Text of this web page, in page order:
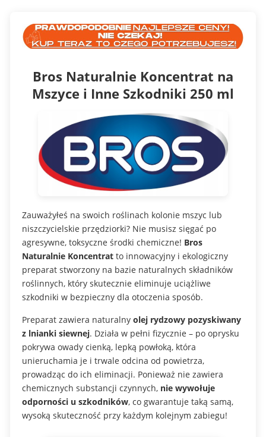
Bros Naturalnie Koncentrat na
Mszyce i Inne Szkodniki 250 ml
Zauważyłeś na swoich roślinach kolonie mszyc lub
niszczycielskie przędziorki? Nie musisz sięgać po
agresywne, toksyczne środki chemiczne! Bros
Naturalnie Koncentratto innowacyjny i ekologiczny
preparat stworzony na bazie naturalnych składników
roślinnych, który skutecznie eliminuje uciążliwe
szkodniki w bezpieczny dla otoczenia sposób.
Preparat zawiera naturalny olej rydzowy pozyskiwany
z lnianki siewnej. Działa w pełni fizycznie – po oprysku
pokrywa owady cienką, lepką powłoką, która
unieruchamia je i trwale odcina od powietrza,
prowadząc do ich eliminacji. Ponieważ nie zawiera
chemicznych substancji czynnych, nie wywołuje
odporności u szkodników, co gwarantuje taką samą,
wysoką skuteczność przy każdym kolejnym zabiegu!